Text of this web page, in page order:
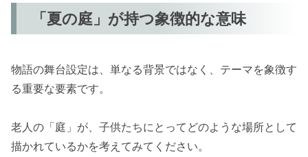
「夏の庭」が持つ象徴的な意味
物語の舞台設定は、単なる背景ではなく、テーマを象徴す
る重要な要素です。
老人の「庭」が、子供たちにとってどのような場所として
描かれているかを考えてみてください。